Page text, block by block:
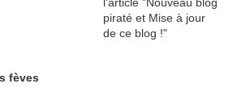
fèves